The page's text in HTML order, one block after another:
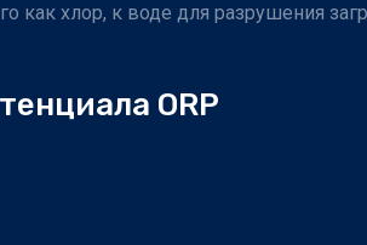
как хлор, к воде для разрушения
ORP